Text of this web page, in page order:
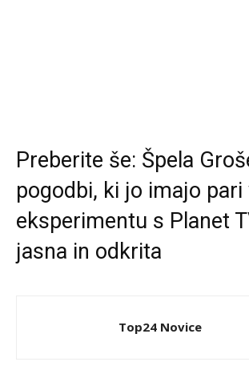
Preberite še: Špela
pogodbi, ki jo imajo pari
eksperimentu s Planet
jasna in odkrita
Top24 Novice